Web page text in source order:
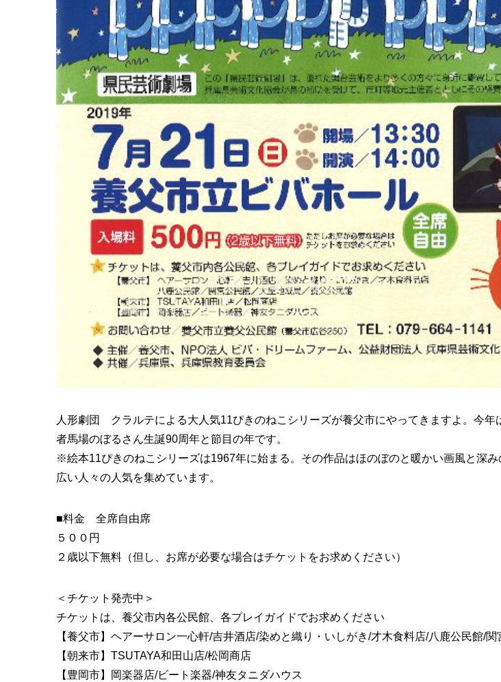
人形劇団 クラルテによる大人気11ぴきのねこシリーズが養父市にやってきますよ。今年
者馬場のぼるさん生誕90周年と節目の年です。
※絵本11ぴきのねこシリーズは1967年に始まる。その作品はほのぼのと暖かい画風と深
広い人々の人気を集めています。
■料金 全席自由席
５００円
２歳以下無料（但し、お席が必要な場合はチケットをお求めください）
＜チケット発売中＞
チケットは、養父市内各公民館、各プレイガイドでお求めください
【養父市】ヘアーサロン一心軒/吉井酒店/染めと織り・いしがき/才木食料店/八鹿公民館/
【朝来市】TSUTAYA和田山店/松岡商店
【豊岡市】岡楽器店/ビート楽器/神友タニダハウス